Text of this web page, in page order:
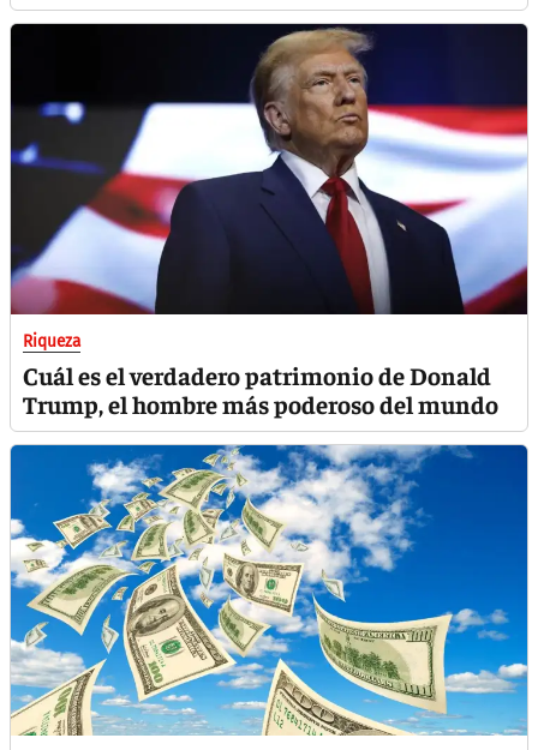
Riqueza
Cuál es el verdadero patrimonio de Donald
Trump, el hombre más poderoso del mundo